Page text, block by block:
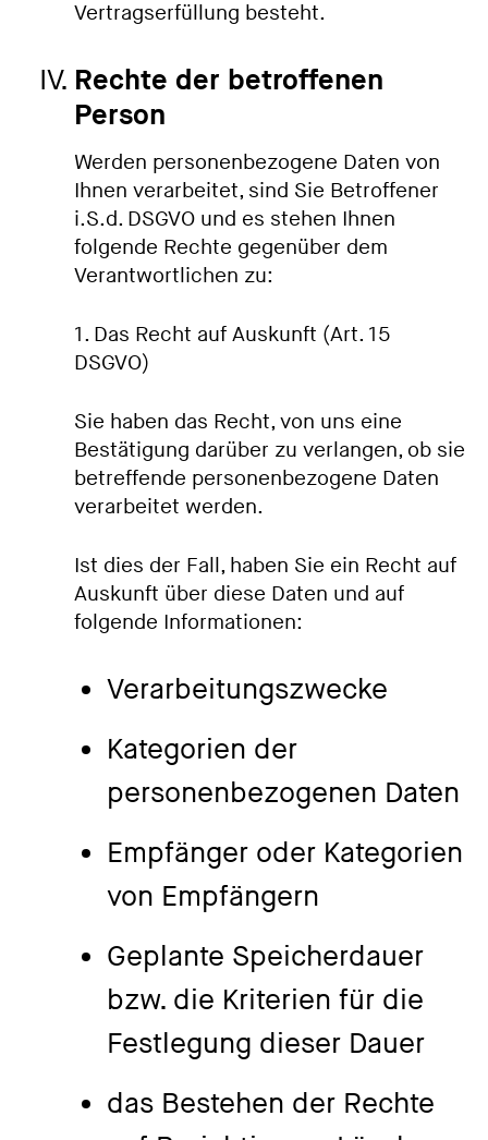
Vertragserfüllung besteht.
Rechte der betroffenen
Person
Werden personenbezogene Daten von
Ihnen verarbeitet, sind Sie Betroffener
i.S.d. DSGVO und es stehen Ihnen
folgende Rechte gegenüber dem
Verantwortlichen zu:
1. Das Recht auf Auskunft (Art. 15
DSGVO)
Sie haben das Recht, von uns eine
Bestätigung darüber zu verlangen, ob sie
betreffende personenbezogene Daten
verarbeitet werden.
Ist dies der Fall, haben Sie ein Recht auf
Auskunft über diese Daten und auf
folgende Informationen:
Verarbeitungszwecke
Kategorien der
personenbezogenen Daten
Empfänger oder Kategorien
von Empfängern
Geplante Speicherdauer
bzw. die Kriterien für die
Festlegung dieser Dauer
das Bestehen der Rechte